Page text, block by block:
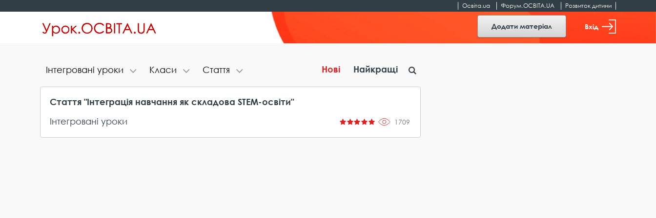
Освіта.ua Форум.ОСВІТА.UA Розвиток дитини
Додати матеріал Вхід
І​н​т​е​г​р​о​в​а​н​і​ ​у​р​о​к​и К​л​а​с​и С​т​а​т​т​я Нові Найкращі
Стаття "Інтеграція навчання як складова STEM-освіти"
Інтегровані уроки
1709